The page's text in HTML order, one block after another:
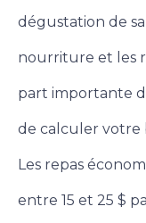
dégustation de
nourriture et les
part importante
de calculer votre
Les repas
entre 15 et 25 $